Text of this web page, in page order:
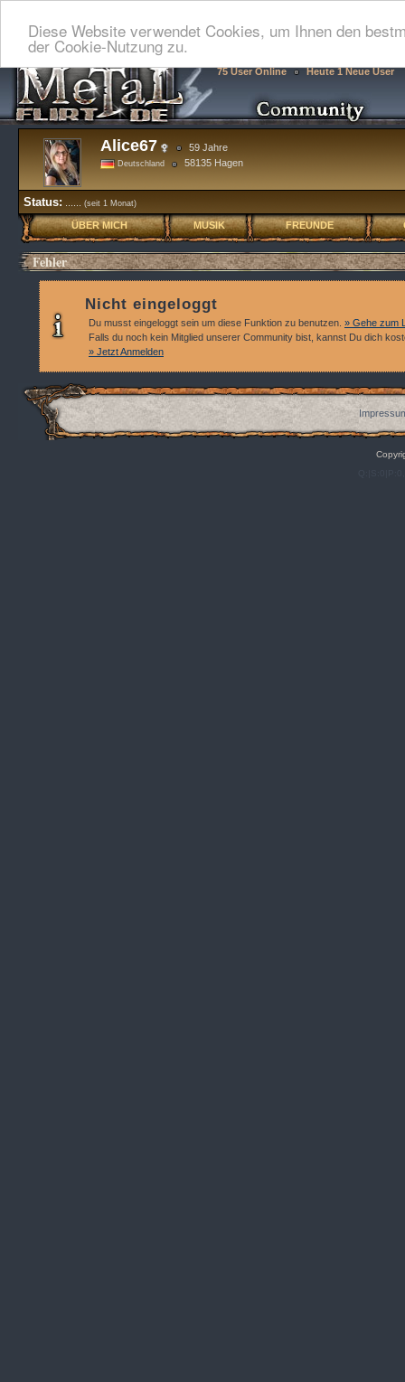
Diese Website verwendet Cookies, um Ihnen den
der Cookie-Nutzung zu.
75 User Online Heute 1 Neue User
Alice67 59 Jahre
Deutschland 58135 Hagen
Status: (seit 1 Monat)
ÜBER MICH MUSIK FREUNDE
Fehler
Nicht eingeloggt
Du musst eingeloggt sein um diese Funktion zu benutzen. » Gehe zum
Falls du noch kein Mitglied unserer Community bist, kannst Du dich
» Jetzt Anmelden